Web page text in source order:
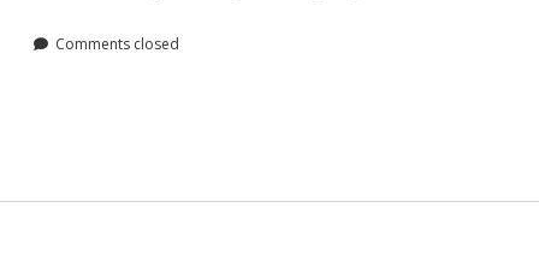
Comments closed